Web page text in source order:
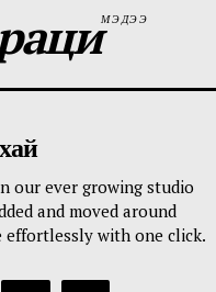
МЭДЭЭ
our ever growing studio
and moved around
effortlessly with one click.